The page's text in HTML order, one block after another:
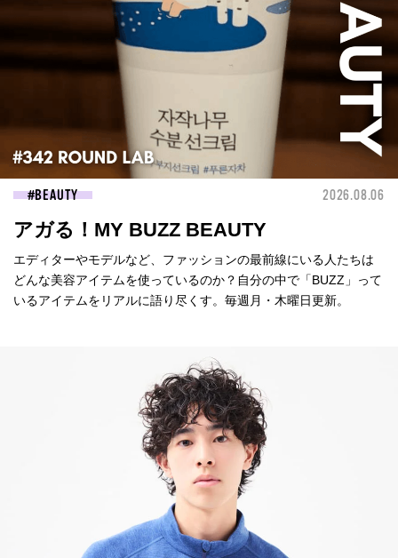
BEAUTY 2026.08.06
アガる！MY BUZZ BEAUTY
エディターやモデルなど、ファッションの最前線にいる人たちは
どんな美容アイテムを使っているのか？自分の中で「BUZZ」って
いるアイテムをリアルに語り尽くす。毎週月・木曜日更新。